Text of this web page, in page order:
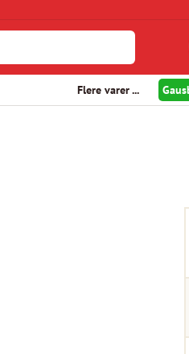
Flere varer ...